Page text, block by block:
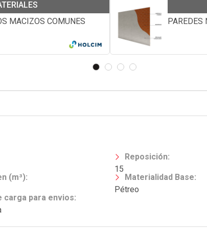
MACIZOS COMUNES
PAREDES
Reposición:
15
(m³):
Materialidad Base:
Pétreo
carga para envios: